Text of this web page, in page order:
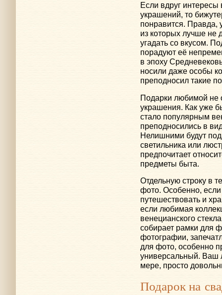
Если вдруг
украшений, то
понравится. Правда,
из которых лучше не
угадать со вкусом.
порадуют её
в эпоху
носили даже особы
преподносил такие
Подарки любимой не
украшения. Как уже
стало популярным
преподносились в
Нелишними будут
светильника или
предпочитает
предметы быта.
Отдельную строку в
фото. Особенно,
путешествовать и
если любимая
венецианского
собирает рамки для
фотографии,
для фото, особенно
универсальный. Ваш
мере, просто
Подарок на